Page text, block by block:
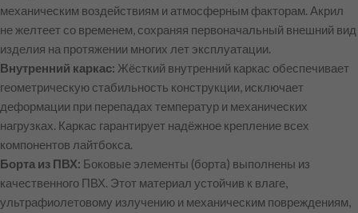
механическим воздействиям и атмосферным факторам. Акрил
не желтеет со временем, сохраняя первоначальный внешний вид
изделия на протяжении многих лет эксплуатации.
Внутренний каркас: Жёсткий внутренний каркас обеспечивает
геометрическую стабильность конструкции, исключает
деформации при перепадах температур и механических
нагрузках. Каркас гарантирует надёжное крепление всех
компонентов лайтбокса.
Борта из ПВХ: Боковые элементы (борта) выполнены из
качественного ПВХ. Этот материал устойчив к влаге,
ультрафиолетовому излучению и механическим повреждениям,